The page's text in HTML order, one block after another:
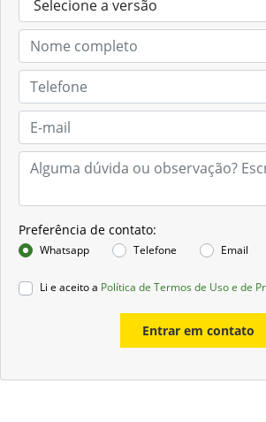
Preferência de contato:
Whatsapp Telefone Email
Li e aceito a Política de Termos de Uso e de
Entrar em contato